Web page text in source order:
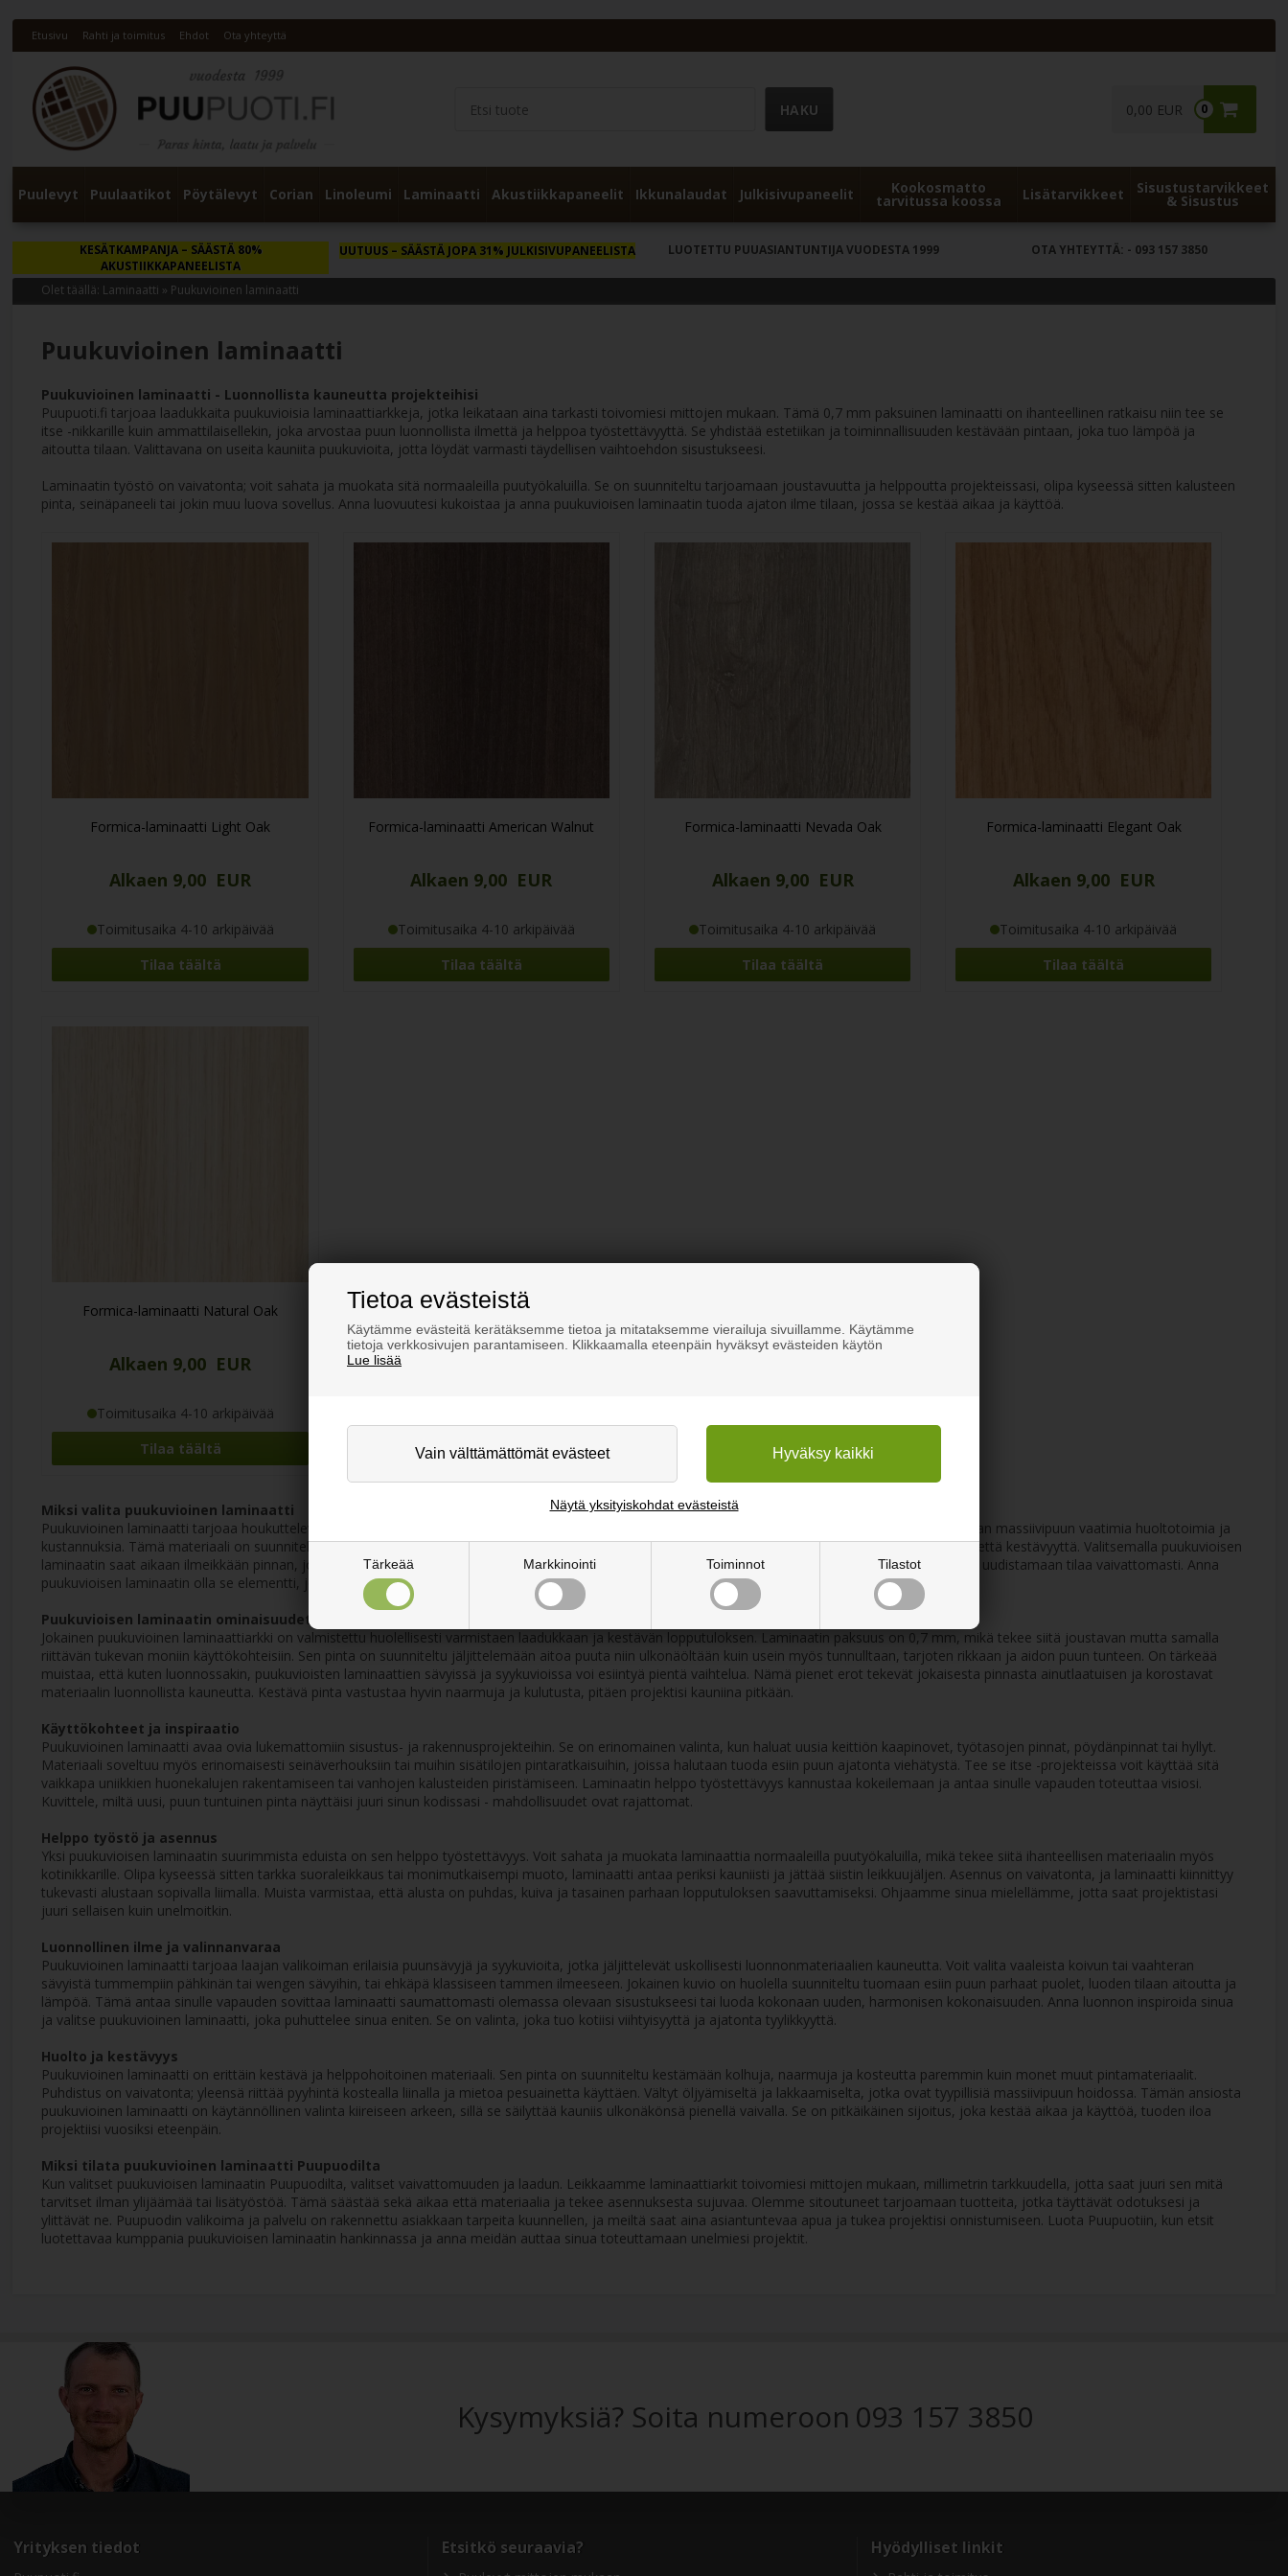
Tietoa evästeistä
Käytämme evästeitä kerätäksemme tietoa ja mitataksemme vierailuja sivuillamme. Käytämme
tietoja verkkosivujen parantamiseen. Klikkaamalla eteenpäin hyväksyt evästeiden käytön
Lue lisää
Tärkeää Markkinointi Toiminnot Tilastot
Näytä yksityiskohdat evästeistä
Etusivu Rahti ja toimitus Ehdot Ota yhteyttä
0
0,00 EUR
Puulevyt Puulaatikot Pöytälevyt Corian Linoleumi Laminaatti Akustiikkapaneelit Ikkunalaudat Julkisivupaneelit Kookosmatto
tarvitussa koossa Lisätarvikkeet Sisustustarvikkeet
& Sisustus
KESÄTKAMPANJA– SÄÄSTÄ 80%
AKUSTIIKKAPANEELISTA
UUTUUS– SÄÄSTÄ JOPA 31% JULKISIVUPANEELISTA LUOTETTU PUUASIANTUNTIJA VUODESTA 1999 OTA YHTEYTTÄ: - 093 157 3850
Olet täällä: Laminaatti » Puukuvioinen laminaatti
Puukuvioinen laminaatti
Puukuvioinen laminaatti - Luonnollista kauneutta projekteihisi
Puupuoti.fi tarjoaa laadukkaita puukuvioisia laminaattiarkkeja, jotka leikataan aina tarkasti toivomiesi mittojen mukaan. Tämä 0,7 mm paksuinen laminaatti on ihanteellinen ratkaisu niin tee se
itse -nikkarille kuin ammattilaisellekin, joka arvostaa puun luonnollista ilmettä ja helppoa työstettävyyttä. Se yhdistää estetiikan ja toiminnallisuuden kestävään pintaan, joka tuo lämpöä ja
aitoutta tilaan. Valittavana on useita kauniita puukuvioita, jotta löydät varmasti täydellisen vaihtoehdon sisustukseesi.
Laminaatin työstö on vaivatonta; voit sahata ja muokata sitä normaaleilla puutyökaluilla. Se on suunniteltu tarjoamaan joustavuutta ja helppoutta projekteissasi, olipa kyseessä sitten kalusteen
pinta, seinäpaneeli tai jokin muu luova sovellus. Anna luovuutesi kukoistaa ja anna puukuvioisen laminaatin tuoda ajaton ilme tilaan, jossa se kestää aikaa ja käyttöä.
Formica-laminaatti Light Oak
Alkaen 9,00 EUR
Toimitusaika 4-10 arkipäivää
Tilaa täältä
Formica-laminaatti American Walnut
Alkaen 9,00 EUR
Toimitusaika 4-10 arkipäivää
Tilaa täältä
Formica-laminaatti Nevada Oak
Alkaen 9,00 EUR
Toimitusaika 4-10 arkipäivää
Tilaa täältä
Formica-laminaatti Elegant Oak
Alkaen 9,00 EUR
Toimitusaika 4-10 arkipäivää
Tilaa täältä
Formica-laminaatti Natural Oak
Alkaen 9,00 EUR
Toimitusaika 4-10 arkipäivää
Tilaa täältä
Miksi valita puukuvioinen laminaatti
Puukuvioinen laminaatti tarjoaa houkuttelevan ja käytännöllisen ratkaisun monenlaisiin projekteihin. Se antaa puun lämpimän ja luonnollisen ilmeen ilman massiivipuun vaatimia huoltotoimia ja
kustannuksia. Tämä materiaali on suunniteltu kestämään arjen kulutusta, tehden siitä erinomaisen valinnan kohteisiin, joissa kaivataan sekä kauneutta että kestävyyttä. Valitsemalla puukuvioisen
laminaatin saat aikaan ilmeikkään pinnan, joka säilyttää viehättävyytensä vuodesta toiseen. Se on inspiroiva valinta, joka kutsuu sinua luomaan uutta ja uudistamaan tilaa vaivattomasti. Anna
puukuvioisen laminaatin olla se elementti, joka herättää projektisi eloon ja tuo luonnonkauniin tunnelman kotiisi tai työtilaasi.
Puukuvioisen laminaatin ominaisuudet
Jokainen puukuvioinen laminaattiarkki on valmistettu huolellisesti varmistaen laadukkaan ja kestävän lopputuloksen. Laminaatin paksuus on 0,7 mm, mikä tekee siitä joustavan mutta samalla
riittävän tukevan moniin käyttökohteisiin. Sen pinta on suunniteltu jäljittelemään aitoa puuta niin ulkonäöltään kuin usein myös tunnulltaan, tarjoten rikkaan ja aidon puun tunteen. On tärkeää
muistaa, että kuten luonnossakin, puukuvioisten laminaattien sävyissä ja syykuvioissa voi esiintyä pientä vaihtelua. Nämä pienet erot tekevät jokaisesta pinnasta ainutlaatuisen ja korostavat
materiaalin luonnollista kauneutta. Kestävä pinta vastustaa hyvin naarmuja ja kulutusta, pitäen projektisi kauniina pitkään.
Käyttökohteet ja inspiraatio
Puukuvioinen laminaatti avaa ovia lukemattomiin sisustus- ja rakennusprojekteihin. Se on erinomainen valinta, kun haluat uusia keittiön kaapinovet, työtasojen pinnat, pöydänpinnat tai hyllyt.
Materiaali soveltuu myös erinomaisesti seinäverhouksiin tai muihin sisätilojen pintaratkaisuihin, joissa halutaan tuoda esiin puun ajatonta viehätystä. Tee se itse -projekteissa voit käyttää sitä
vaikkapa uniikkien huonekalujen rakentamiseen tai vanhojen kalusteiden piristämiseen. Laminaatin helppo työstettävyys kannustaa kokeilemaan ja antaa sinulle vapauden toteuttaa visiosi.
Kuvittele, miltä uusi, puun tuntuinen pinta näyttäisi juuri sinun kodissasi - mahdollisuudet ovat rajattomat.
Helppo työstö ja asennus
Yksi puukuvioisen laminaatin suurimmista eduista on sen helppo työstettävyys. Voit sahata ja muokata laminaattia normaaleilla puutyökaluilla, mikä tekee siitä ihanteellisen materiaalin myös
kotinikkarille. Olipa kyseessä sitten tarkka suoraleikkaus tai monimutkaisempi muoto, laminaatti antaa periksi kauniisti ja jättää siistin leikkuujäljen. Asennus on vaivatonta, ja laminaatti kiinnittyy
tukevasti alustaan sopivalla liimalla. Muista varmistaa, että alusta on puhdas, kuiva ja tasainen parhaan lopputuloksen saavuttamiseksi. Ohjaamme sinua mielellämme, jotta saat projektistasi
juuri sellaisen kuin unelmoitkin.
Luonnollinen ilme ja valinnanvaraa
Puukuvioinen laminaatti tarjoaa laajan valikoiman erilaisia puunsävyjä ja syykuvioita, jotka jäljittelevät uskollisesti luonnonmateriaalien kauneutta. Voit valita vaaleista koivun tai vaahteran
sävyistä tummempiin pähkinän tai wengen sävyihin, tai ehkäpä klassiseen tammen ilmeeseen. Jokainen kuvio on huolella suunniteltu tuomaan esiin puun parhaat puolet, luoden tilaan aitoutta ja
lämpöä. Tämä antaa sinulle vapauden sovittaa laminaatti saumattomasti olemassa olevaan sisustukseesi tai luoda kokonaan uuden, harmonisen kokonaisuuden. Anna luonnon inspiroida sinua
ja valitse puukuvioinen laminaatti, joka puhuttelee sinua eniten. Se on valinta, joka tuo kotiisi viihtyisyyttä ja ajatonta tyylikkyyttä.
Huolto ja kestävyys
Puukuvioinen laminaatti on erittäin kestävä ja helppohoitoinen materiaali. Sen pinta on suunniteltu kestämään kolhuja, naarmuja ja kosteutta paremmin kuin monet muut pintamateriaalit.
Puhdistus on vaivatonta; yleensä riittää pyyhintä kostealla liinalla ja mietoa pesuainetta käyttäen. Vältyt öljyämiseltä ja lakkaamiselta, jotka ovat tyypillisiä massiivipuun hoidossa. Tämän ansiosta
puukuvioinen laminaatti on käytännöllinen valinta kiireiseen arkeen, sillä se säilyttää kauniis ulkonäkönsä pienellä vaivalla. Se on pitkäikäinen sijoitus, joka kestää aikaa ja käyttöä, tuoden iloa
projektiisi vuosiksi eteenpäin.
Miksi tilata puukuvioinen laminaatti Puupuodilta
Kun valitset puukuvioisen laminaatin Puupuodilta, valitset vaivattomuuden ja laadun. Leikkaamme laminaattiarkit toivomiesi mittojen mukaan, millimetrin tarkkuudella, jotta saat juuri sen mitä
tarvitset ilman ylijäämää tai lisätyöstöä. Tämä säästää sekä aikaa että materiaalia ja tekee asennuksesta sujuvaa. Olemme sitoutuneet tarjoamaan tuotteita, jotka täyttävät odotuksesi ja
ylittävät ne. Puupuodin valikoima ja palvelu on rakennettu asiakkaan tarpeita kuunnellen, ja meiltä saat aina asiantuntevaa apua ja tukea projektisi onnistumiseen. Luota Puupuotiin, kun etsit
luotettavaa kumppania puukuvioisen laminaatin hankinnassa ja anna meidän auttaa sinua toteuttamaan unelmiesi projektit.
Kysymyksiä? Soita numeroon 093 157 3850
Yrityksen tiedot Etsitkö seuraavia? Hyödylliset linkit